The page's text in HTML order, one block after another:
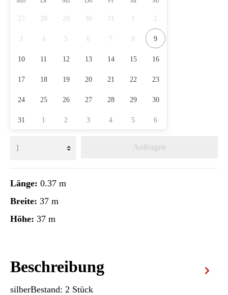
27 28 29 30 31 2
3 4 5 6 7 8 9
10 11 12 13 14 15 16
17 18 19 20 21 22 23
24 25 26 27 28 29 30
31 1 2 3 4 5 6
Anfragen
Länge: 0.37 m
Breite: 37 m
Höhe: 37 m
Beschreibung
silberBestand: 2 Stück